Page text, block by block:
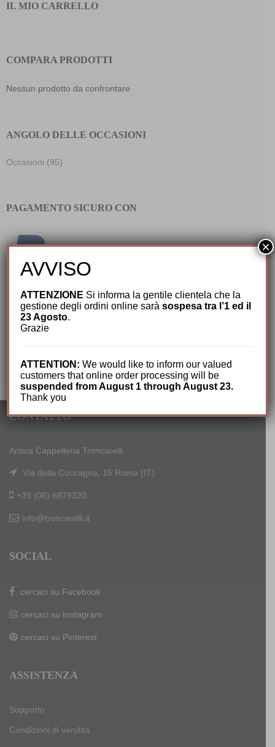
IL MIO CARRELLO
COMPARA PRODOTTI
Nessun prodotto da confrontare
ANGOLO DELLE OCCASIONI
Occasioni (95)
PAGAMENTO SICURO CON
CONTATTO
Antica Cappelleria Troncarelli
Via della Cuccagna, 15 Roma (IT)
+39 (06) 6879320
info@troncarelli.it
SOCIAL
cercaci su Facebook
cercaci su Instagram
cercaci su Pinterest
ASSISTENZA
Supporto
Condizioni di vendita
AVVISO
ATTENZIONE Si informa la gentile clientela che la
gestione degli ordini online saràsospesa tra l’1 ed il
23 Agosto.
Grazie
ATTENTION: We would like to inform our valued
customers that online order processing will be
suspended from August 1 through August 23.
Thank you
×